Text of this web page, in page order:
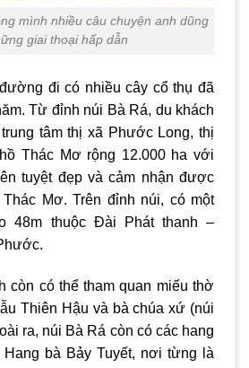
mình nhiều câu chuyện anh dũng
giai thoại hấp dẫn
đi có nhiều cây cổ thụ đã
Từ đỉnh núi Bà Rá, du khách
tâm thị xã Phước Long, thị
Thác Mơ rộng 12.000 ha với
tuyệt đẹp và cảm nhận được
Mơ. Trên đỉnh núi, có một
48m thuộc Đài Phát thanh –
còn có thể tham quan miếu thờ
Thiên Hậu và bà chúa xứ (núi
ra, núi Bà Rá còn có các hang
bà Bảy Tuyết, nơi từng là